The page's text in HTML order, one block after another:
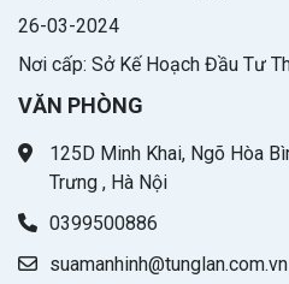
26-03-2024
Nơi cấp: Sở Kế Hoạch Đầu Tư
VĂN PHÒNG
125D Minh Khai, Ngõ Hòa
Trưng , Hà Nội
0399500886
suamanhinh@tunglan.com.vn